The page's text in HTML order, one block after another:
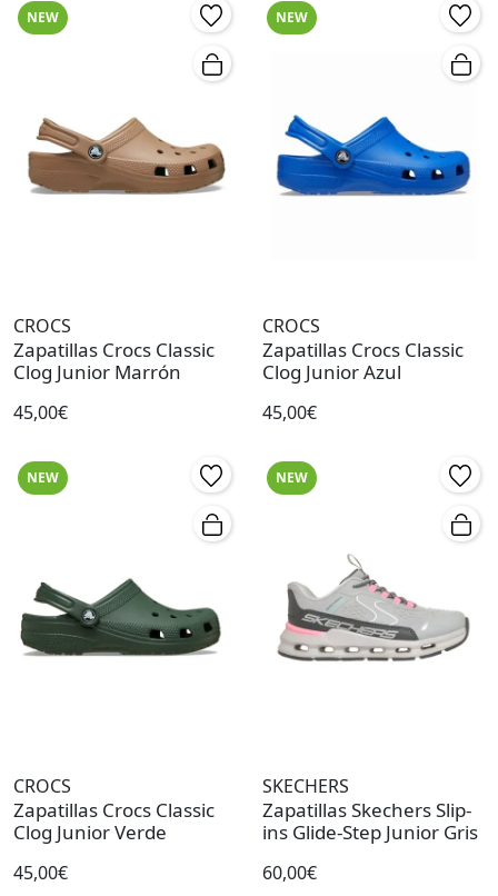
NEW
CROCS
Zapatillas Crocs Classic
Clog Junior Marrón
45,00€
NEW
CROCS
Zapatillas Crocs Classic
Clog Junior Azul
45,00€
NEW
CROCS
Zapatillas Crocs Classic
Clog Junior Verde
45,00€
NEW
SKECHERS
Zapatillas Skechers Slip-
ins Glide-Step Junior Gris
60,00€